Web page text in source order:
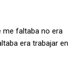
me faltaba no era
era trabajar en